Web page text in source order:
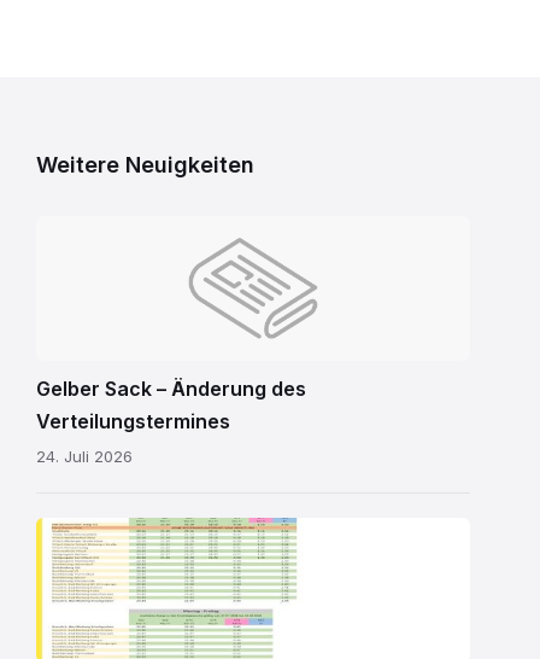
Weitere Neuigkeiten
Gelber Sack – Änderung des
Verteilungstermines
24. Juli 2026
Kirchtagsbus
2026.pdf